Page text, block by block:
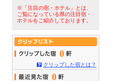
※「注目の宿・ホテル」とは、
ご覧になっている県の注目宿・
ホテルをご紹介しております。
0
クリップした宿とは？
0